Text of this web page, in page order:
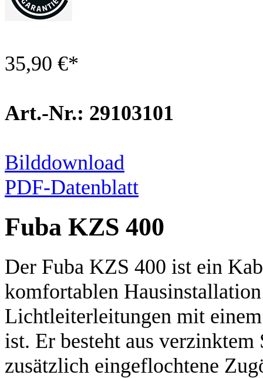
35,90 €*
Art.-Nr.: 29103101
Bilddownload
PDF-Datenblatt
Fuba KZS 400
Der Fuba KZS 400 ist ein
komfortablen
Lichtleiterleitungen mit
ist. Er besteht aus
zusätzlich eingeflochtene